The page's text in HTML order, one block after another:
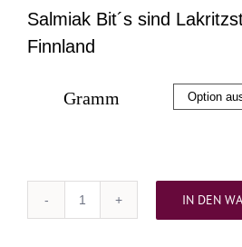
Salmiak Bit´s sind
Finnland
Gramm
IN DEN